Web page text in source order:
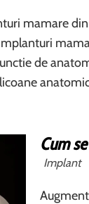
mamare
de
Cum
Implant